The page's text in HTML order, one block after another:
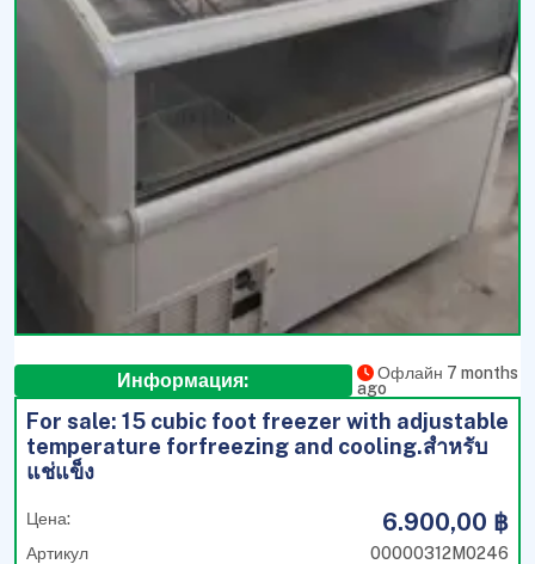
Информация:
Офлайн 7 months
ago
For sale: 15 cubic foot freezer with adjustable
temperature forfreezing and cooling.สำหรับ
แช่แข็ง
Цена: 6.900,00 ฿
Артикул 00000312M0246